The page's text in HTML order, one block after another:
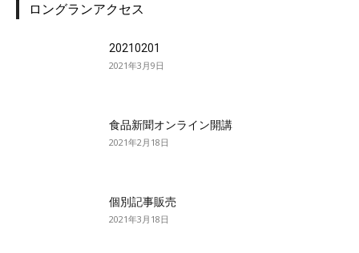
ロングランアクセス
20210201
2021年3月9日
食品新聞オンライン開講
2021年2月18日
個別記事販売
2021年3月18日